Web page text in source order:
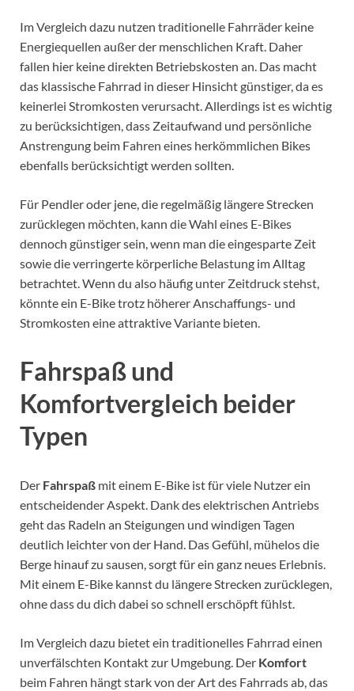
Im Vergleich dazu nutzen traditionelle Fahrräder keine
Energiequellen außer der menschlichen Kraft. Daher
fallen hier keine direkten Betriebskosten an. Das macht
das klassische Fahrrad in dieser Hinsicht günstiger, da es
keinerlei Stromkosten verursacht. Allerdings ist es wichtig
zu berücksichtigen, dass Zeitaufwand und persönliche
Anstrengung beim Fahren eines herkömmlichen Bikes
ebenfalls berücksichtigt werden sollten.
Für Pendler oder jene, die regelmäßig längere Strecken
zurücklegen möchten, kann die Wahl eines E-Bikes
dennoch günstiger sein, wenn man die eingesparte Zeit
sowie die verringerte körperliche Belastung im Alltag
betrachtet. Wenn du also häufig unter Zeitdruck stehst,
könnte ein E-Bike trotz höherer Anschaffungs- und
Stromkosten eine attraktive Variante bieten.
Fahrspaß und
Komfortvergleich beider
Typen
Der Fahrspaß mit einem E-Bike ist für viele Nutzer ein
entscheidender Aspekt. Dank des elektrischen Antriebs
geht das Radeln an Steigungen und windigen Tagen
deutlich leichter von der Hand. Das Gefühl, mühelos die
Berge hinauf zu sausen, sorgt für ein ganz neues Erlebnis.
Mit einem E-Bike kannst du längere Strecken zurücklegen,
ohne dass du dich dabei so schnell erschöpft fühlst.
Im Vergleich dazu bietet ein traditionelles Fahrrad einen
unverfälschten Kontakt zur Umgebung. Der Komfort
beim Fahren hängt stark von der Art des Fahrrads ab, das